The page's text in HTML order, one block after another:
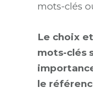
mots-clés
Le choix
mots-clés
le